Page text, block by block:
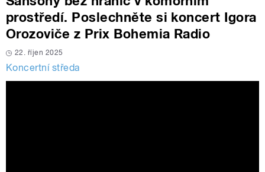
prostředí. Poslechněte si koncert Igora
Orozoviče z Prix Bohemia Radio
22. říjen 2025
Koncertní středa